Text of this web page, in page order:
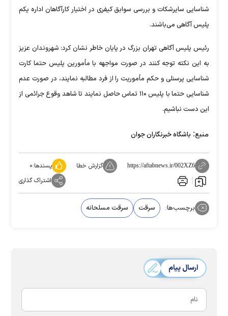
شناسایی سایرشکات و بررسی سوابق کیفری در اختیار کارآگاهان اداره یکم
پلیس آگاهی می‌باشند.
رئیس پلیس آگاهی تهران بزرگ در پایان خاطر نشان کرد: شهروندان عزیز
به این نکته توجه کنند در صورت مواجهه با مأمورین پلیس حتما کارت
شناسایی پرسنلی و حکم مأموریت را از فرد مطالبه نمایند، در صورت عدم
شناسایی حتما با پلیس ۱۱۰ تماس حاصل نمایند تا شاهد وقوع جرائمی از
این دست نباشیم.
منبع: باشگاه خبرنگاران جوان
https://aftabnews.ir/002XZ6 گزارش خطا پسندها:۰
اشتراک گذاری
برچسب‌ها: سرقت سرقت مسلحانه
ارسال پیام